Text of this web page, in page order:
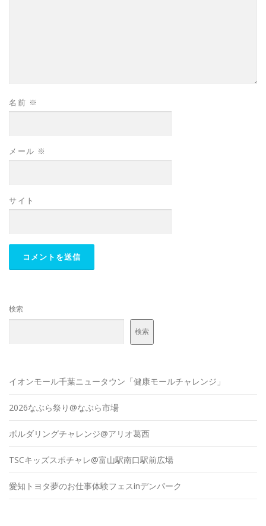
名前 ※
メール ※
サイト
検索
検索
イオンモール千葉ニュータウン「健康モールチャレンジ」
2026なぶら祭り@なぶら市場
ボルダリングチャレンジ@アリオ葛西
TSCキッズスポチャレ@富山駅南口駅前広場
愛知トヨタ夢のお仕事体験フェスinデンパーク